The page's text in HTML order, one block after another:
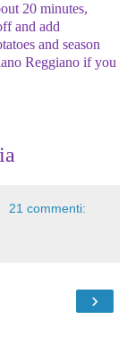
20 minutes,
and add
and season
Reggiano if you
21 commenti:
›